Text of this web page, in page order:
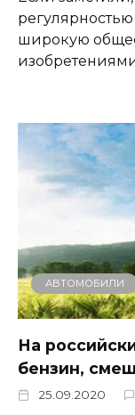
широкую
АВТОМОБИЛИ
На
бензин,
25.09.2020